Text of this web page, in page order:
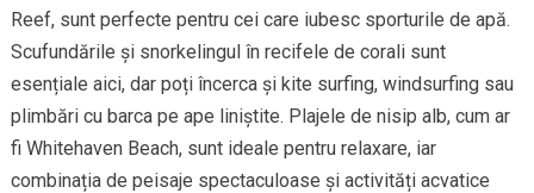
Reef, sunt perfecte pentru cei care iubesc sporturile de apă.
Scufundările și snorkelingul în recifele de corali sunt
esențiale aici, dar poți încerca și kite surfing, windsurfing sau
plimbări cu barca pe ape liniștite. Plajele de nisip alb, cum ar
fi Whitehaven Beach, sunt ideale pentru relaxare, iar
combinația de peisaje spectaculoase și activități acvatice